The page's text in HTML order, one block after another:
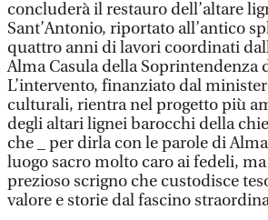
concluderà il restauro dell’altare
Sant’Antonio, riportato all’antico
quattro anni di lavori coordinati
Alma Casula della Soprintendenza
L’intervento, finanziato dal
culturali, rientra nel progetto più
degli altari lignei barocchi della
che _ per dirla con le parole di Alma
luogo sacro molto caro ai fedeli,
prezioso scrigno che custodisce
valore e storie dal fascino